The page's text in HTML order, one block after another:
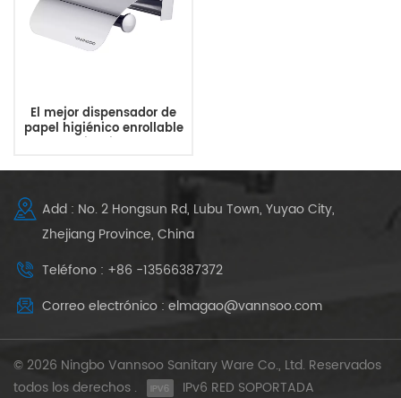
El mejor dispensador de
papel higiénico enrollable
de acero inoxidable para
Add : No. 2 Hongsun Rd, Lubu Town, Yuyao City,
Zhejiang Province, China
Teléfono : +86 -13566387372
Correo electrónico : elmagao@vannsoo.com
© 2026 Ningbo Vannsoo Sanitary Ware Co., Ltd. Reservados
todos los derechos .
IPv6 RED SOPORTADA